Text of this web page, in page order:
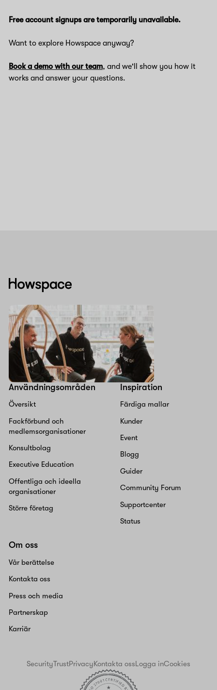
Howspace
Användningsområden
Översikt
Fackförbund och
medlemsorganisationer
Konsultbolag
Executive Education
Offentliga och ideella
organisationer
Större företag
Inspiration
Färdiga mallar
Kunder
Event
Blogg
Guider
Community Forum
Supportcenter
Status
Om oss
Vår berättelse
Kontakta oss
Press och media
Partnerskap
Karriär
SecurityTrustPrivacyKontakta ossLogga inCookies